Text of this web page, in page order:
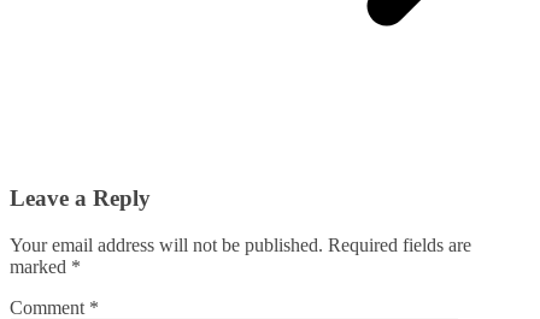
Leave a Reply
Your email address will not be published. Required fields are
marked *
Comment *